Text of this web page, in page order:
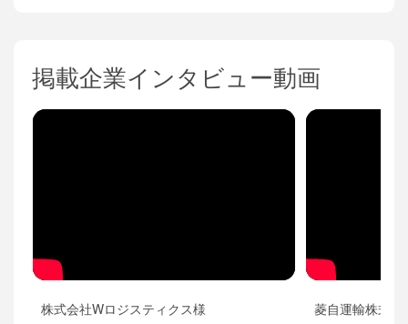
掲載企業インタビュー動画
株式会社Wロジスティクス様 菱自運輸株式会